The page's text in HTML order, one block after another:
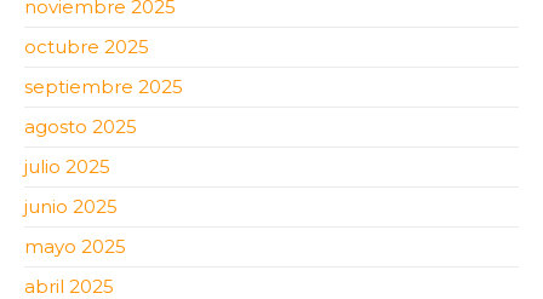
noviembre 2025
octubre 2025
septiembre 2025
agosto 2025
julio 2025
junio 2025
mayo 2025
abril 2025